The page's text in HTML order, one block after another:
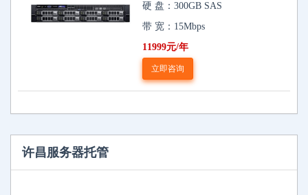
硬 盘：300GB SAS
带 宽：15Mbps
11999元/年
立即咨询
许昌服务器托管